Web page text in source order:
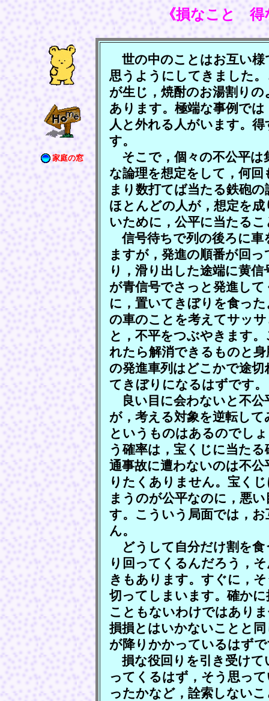
《損なこと 得
家庭の窓
世の中のことはお互い様
思うようにしてきました
が生じ，焼酎のお湯割り
あります。極端な事例で
人と外れる人がいます。
す。
そこで，個々の不公平は
な論理を想定をして，何
まり数打てば当たる鉄砲
ほとんどの人が，想定を
いために，公平に当たる
信号待ちで列の後ろに車
ますが，発進の順番が回
り，滑り出した途端に黄
が青信号でさっと発進し
に，置いてきぼりを食っ
の車のことを考えてサッ
と，不平をつぶやきます
れたら解消できるものと
の発進車列はどこかで途
てきぼりになるはずです。
良い目に会わないと不公
が，考える対象を逆転し
というものはあるのでし
う確率は，宝くじに当た
通事故に遭わないのは不
りたくありません。宝く
まうのが公平なのに，悪
す。こういう局面では，
ん。
どうして自分だけ割を食
り回ってくるんだろう，
きもあります。すぐに，
切ってしまいます。確か
こともないわけではあり
損損とはいかないことと
が降りかかっているはず
損な役回りを引き受けて
ってくるはず，そう思っ
ったかなど，詮索しない